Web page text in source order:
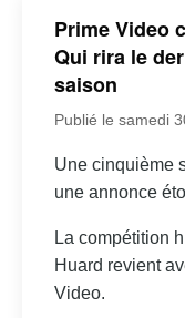
Prime Video
Qui rira le
saison
Publié le samedi
Une cinquième
une annonce
La compétition
Huard revient
Video.